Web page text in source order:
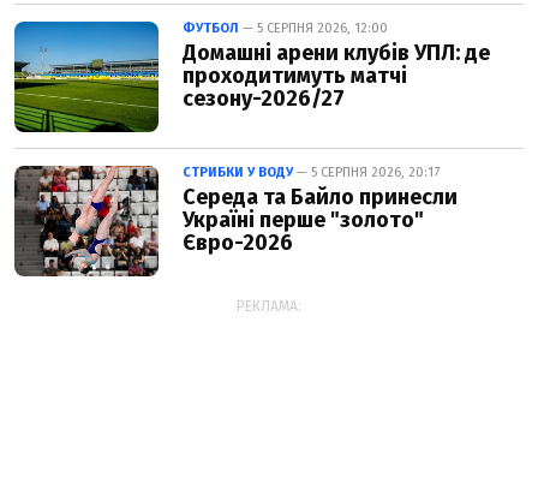
ФУТБОЛ — 5 СЕРПНЯ 2026, 12:00
Домашні арени клубів УПЛ: де
проходитимуть матчі
сезону-2026/27
СТРИБКИ У ВОДУ— 5 СЕРПНЯ 2026, 20:17
Середа та Байло принесли
Україні перше "золото"
Євро-2026
РЕКЛАМА: